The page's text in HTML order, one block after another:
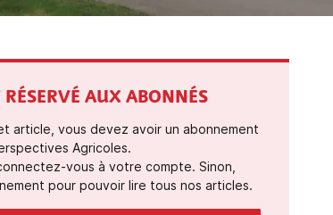
RÉSERVÉ AUX ABONNÉS
article, vous devez avoir un abonnement
Agricoles.
vous à votre compte. Sinon,
pour pouvoir lire tous nos articles.